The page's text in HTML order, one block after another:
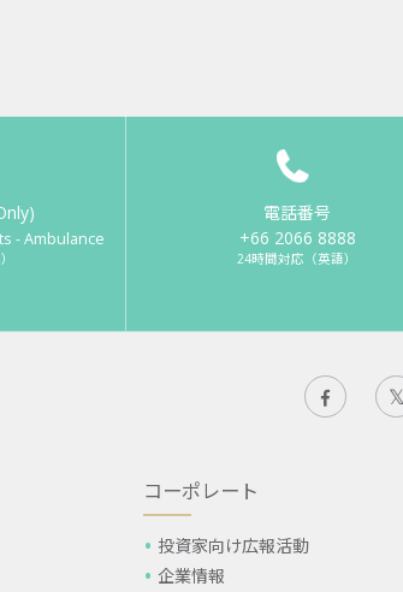
- Ambulance
電話番号
+66 2066 8888
24時間対応（英語）
コーポレート
投資家向け広報活動
企業情報